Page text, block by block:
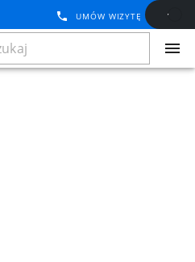
UMÓW WIZYTĘ